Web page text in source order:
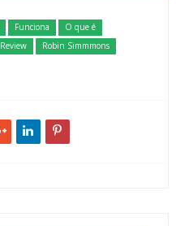
Funciona
O que é
Review
Robin Simmmons